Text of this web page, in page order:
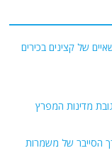
של קצינים בכירים
מדינות המפרץ
הסייבר של משמרות